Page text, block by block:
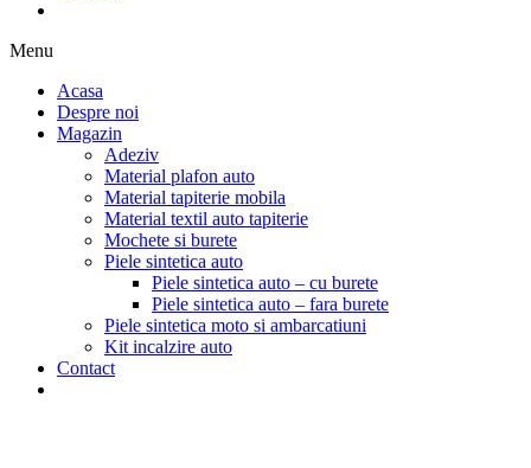
Menu
Acasa
Despre noi
Magazin
Adeziv
Material plafon auto
Material tapiterie mobila
Material textil auto tapiterie
Mochete si burete
Piele sintetica auto
Piele sintetica auto – cu burete
Piele sintetica auto – fara burete
Piele sintetica moto si ambarcatiuni
Kit incalzire auto
Contact